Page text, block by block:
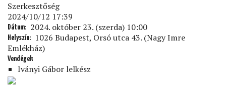
Szerkesztőség
2024/10/12 17:39
Dátum 2024. október 23. (szerda) 10:00
Helyszín
1026 Budapest, Orsó utca 43. (Nagy Imre
Emlékház)
Vendégek
Iványi Gábor lelkész